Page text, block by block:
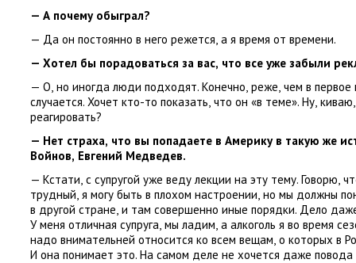
— А почему обыграл?
— Да он постоянно в него режется, а я время от времени.
— Хотел бы порадоваться за вас, что все уже забыли
— О, но иногда люди подходят. Конечно, реже, чем в первое
случается. Хочет кто-то показать, что он «в теме». Ну, киваю,
реагировать?
— Нет страха, что вы попадаете в Америку в такую же
Войнов, Евгений Медведев.
— Кстати, с супругой уже веду лекции на эту тему. Говорю,
трудный, я могу быть в плохом настроении, но мы должны
в другой стране, и там совершенно иные порядки. Дело
У меня отличная супруга, мы ладим, а алкоголь я во время
надо внимательней относится ко всем вещам, о которых в
И она понимает это. На самом деле не хочется даже